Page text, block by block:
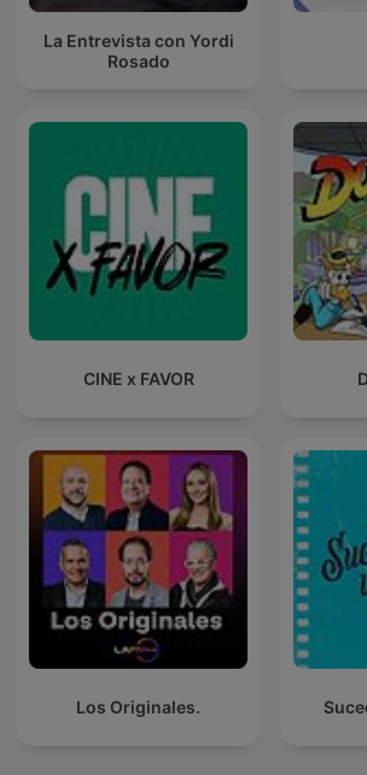
La Entrevista con Yordi
Rosado
CINE x FAVOR
Los Originales.